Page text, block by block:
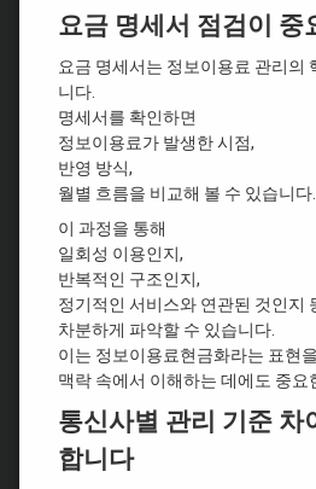
요금 명세서 점검이 중
요금 명세서는 정보이용료 관리의
니다.
명세서를 확인하면
정보이용료가 발생한 시점,
반영 방식,
월별 흐름을 비교해 볼 수 있습니다.
이 과정을 통해
일회성 이용인지,
반복적인 구조인지,
정기적인 서비스와 연관된 것인지
차분하게 파악할 수 있습니다.
이는 정보이용료현금화라는 표현을
맥락 속에서 이해하는 데에도 중요
통신사별 관리 기준 차
합니다